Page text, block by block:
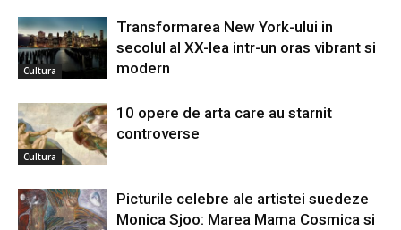
Cultura
Transformarea New York-ului in
secolul al XX-lea intr-un oras vibrant si
modern
Cultura
10 opere de arta care au starnit
controverse
Picturile celebre ale artistei suedeze
Monica Sjoo: Marea Mama Cosmica si